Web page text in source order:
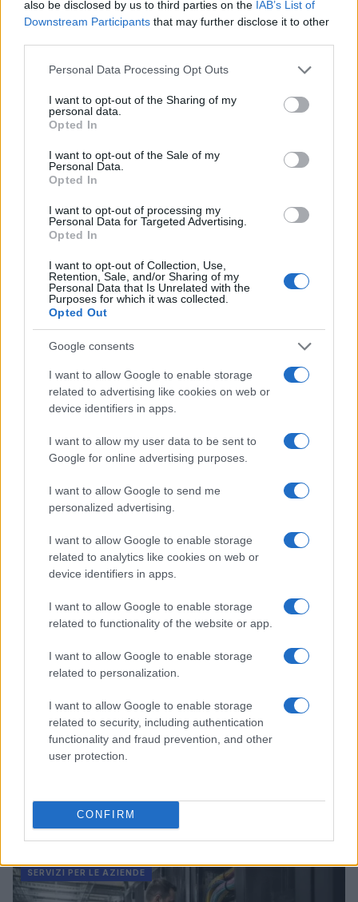
also be disclosed by us to third parties on the IAB’s List of
Downstream Participants that may further disclose it to other
Please note that this website/app uses one or more Google
not limited to your visit or usage behaviour. You may click to
grant or deny consent to Google and its third-party tags to
use your data for below specified purposes in below Google
consent section.
Personal Data Processing Opt Outs
I want to opt-out of the Sharing of my
personal data.
Opted In
I want to opt-out of the Sale of my
Personal Data.
Opted In
I want to opt-out of processing my
Personal Data for Targeted Advertising.
Opted In
I want to opt-out of Collection, Use,
Retention, Sale, and/or Sharing of my
Personal Data that Is Unrelated with the
Purposes for which it was collected.
Opted Out
Google consents
I want to allow Google to enable storage
related to advertising like cookies on web or
device identifiers in apps.
I want to allow my user data to be sent to
Google for online advertising purposes.
I want to allow Google to send me
personalized advertising.
I want to allow Google to enable storage
related to analytics like cookies on web or
device identifiers in apps.
I want to allow Google to enable storage
related to functionality of the website or app.
I want to allow Google to enable storage
related to personalization.
I want to allow Google to enable storage
related to security, including authentication
functionality and fraud prevention, and other
user protection.
CONFIRM
comprendere la prossima fase della competizione
tecnologica globale.
In definitiva, Anthropic rappresenta una scelta di
modello per l’industria dell’intelligenza artificiale:
proclamare valori etici mentre si negozia il ruolo
quali limiti saranno effettivamente imposti e fino a
che punto la tecnologia privata sarà strumento di
deterrenza tra superpotenze?
AUTORE
Andrea Innocenti
Andrea Innocenti ha coordinato dall'estero il
crisi diplomatica, gestendo contatti con
consolati; è corrispondente esteri che
definisce linee editoriali sulla geopolitica. Nato
a Napoli, parla dialetto locale e mantiene
Continua a leggere
SERVIZI PER LE AZIENDE